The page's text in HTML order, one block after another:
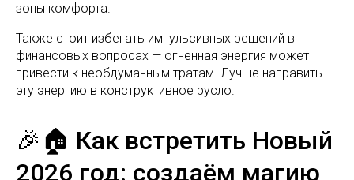
зоны комфорта.
Также стоит избегать импульсивных решений в
финансовых вопросах — огненная энергия может
привести к необдуманным тратам. Лучше направить
эту энергию в конструктивное русло.
🎉🏠 Как встретить Новый
2026 год: создаём магию